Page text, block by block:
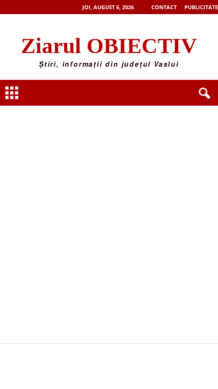
JOI, AUGUST 6, 2026 CONTACT PUBLICITATE
Ziarul OBIECTIV
Știri, informații din județul Vaslui